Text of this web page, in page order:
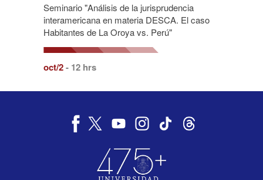
Seminario "Análisis de la jurisprudencia
interamericana en materia DESCA. El caso
Habitantes de La Oroya vs. Perú"
oct/2- 12 hrs